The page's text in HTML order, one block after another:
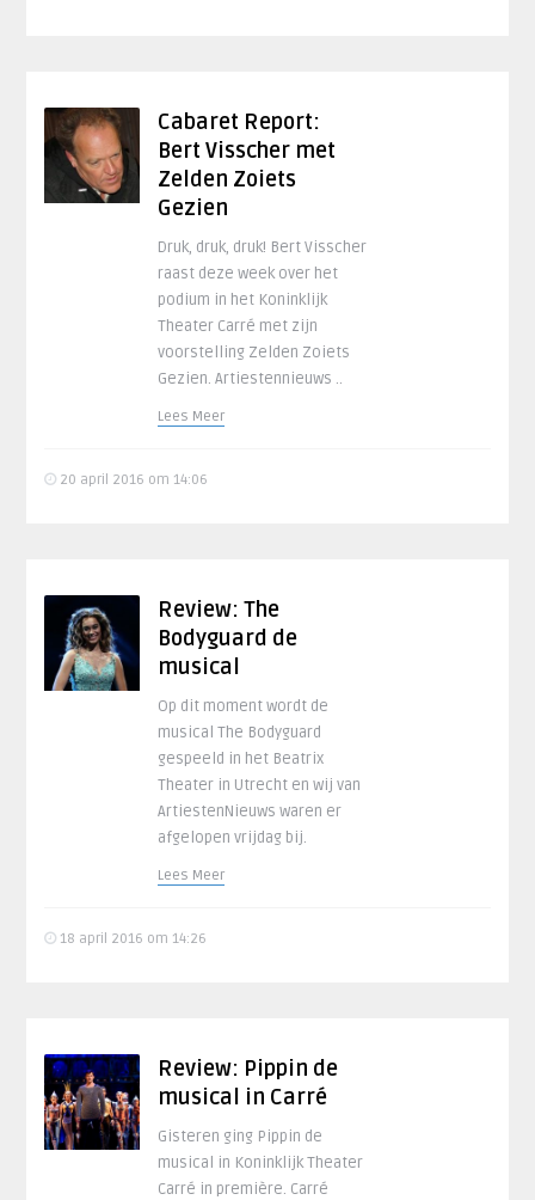
Cabaret Report:
Bert Visscher met
Zelden Zoiets
Gezien
Druk, druk, druk! Bert Visscher
raast deze week over het
podium in het Koninklijk
Theater Carré met zijn
voorstelling Zelden Zoiets
Gezien. Artiestennieuws ..
Lees Meer
20 april 2016 om 14:06
Review: The
Bodyguard de
musical
Op dit moment wordt de
musical The Bodyguard
gespeeld in het Beatrix
Theater in Utrecht en wij van
ArtiestenNieuws waren er
afgelopen vrijdag bij.
Lees Meer
18 april 2016 om 14:26
Review: Pippin de
musical in Carré
Gisteren ging Pippin de
musical in Koninklijk Theater
Carré in première. Carré